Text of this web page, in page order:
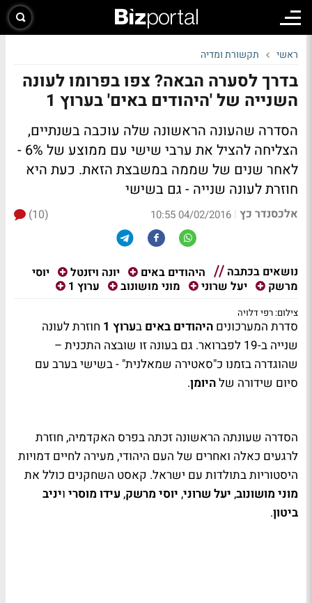
ראשי תקשורת ומדיה
בדרך לסערה הבאה? צפו בפרומו לעונה
השנייה של 'היהודים באים' בערוץ 1
הסדרה שהעונה הראשונה שלה עוכבה בשנתיים,
הצליחה להציל את ערבי שישי עם ממוצע של 6% -
לאחר שנים של שממה במשבצת הזאת. כעת היא
חוזרת לעונה שנייה - גם בשישי
אלכסנדר כץ |
04/02/2016 10:55
(10)
נושאים בכתבה היהודים באים יונה ויזנטל
יוסי
מרשק
יעל שרוני מוני מושונוב ערוץ 1
צילום: רפי דלויה
סדרת המערכונים היהודים באים בערוץ 1
חוזרת לעונה
שנייה ב-19 לפברואר. גם בעונה זו שובצה התכנית –
שהוגדרה בזמנו כ"סאטירה שמאלנית" - בשישי בערב עם
סיום שידורה שלהיומן.
הסדרה שעונתה הראשונה זכתה בפרס האקדמיה, חוזרת
לרגעים כאלה ואחרים של העם היהודי, מעירה לחיים דמויות
היסטוריות בתולדות עם ישראל. קאסט השחקנים כולל את
מוני מושונוב, יעל שרוני, יוסי מרשק, עידו מוסרי ויניב
ביטון.